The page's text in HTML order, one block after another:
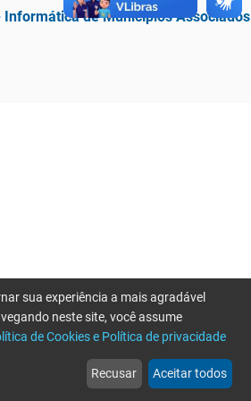
Informática de Municípios Associados
web
Notícias
more_horiz
Mais
sua experiência a mais agradável
neste site, você assume
de Cookies e Política de privacidade
Recusar Aceitar todos
por favor tente novamente